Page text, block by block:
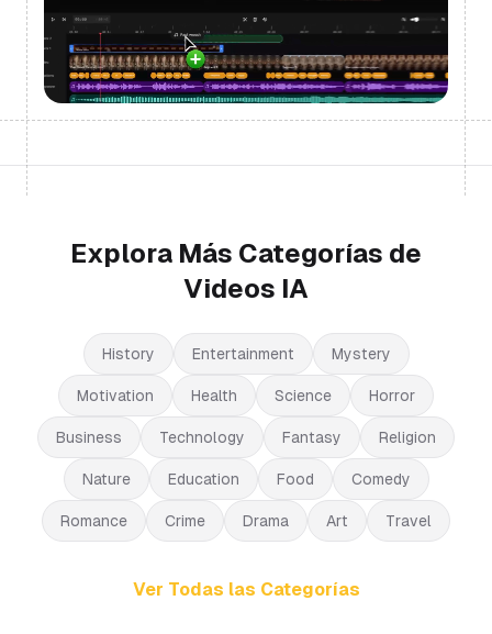
Explora Más Categorías de
Videos IA
History Entertainment Mystery
Motivation Health Science Horror
Business Technology Fantasy Religion
Nature Education Food Comedy
Romance Crime Drama Art Travel
Ver Todas las Categorías